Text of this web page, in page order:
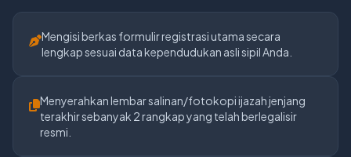
Mengisi berkas formulir registrasi utama secara
lengkap sesuai data kependudukan asli sipil Anda.
Menyerahkan lembar salinan/fotokopi ijazah jenjang
terakhir sebanyak 2 rangkap yang telah berlegalisir
resmi.